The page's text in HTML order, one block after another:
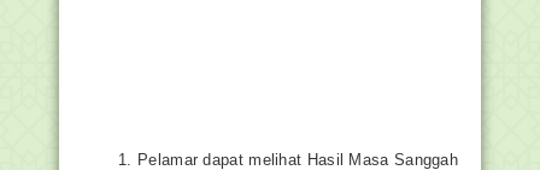
Pelamar dapat melihat Hasil Masa Sanggah